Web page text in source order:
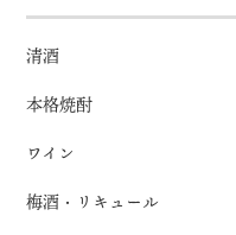
清酒
本格焼酎
ワイン
梅酒・リキュール